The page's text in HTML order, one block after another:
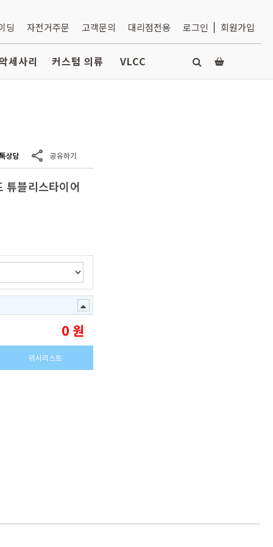
딩 자전거주문 고객문의 대리점전용 로그인 회원가입
악세사리 커스텀 의류 VLCC
튜블리스타이어
0원
위시리스트